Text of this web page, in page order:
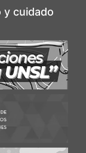
y cuidado